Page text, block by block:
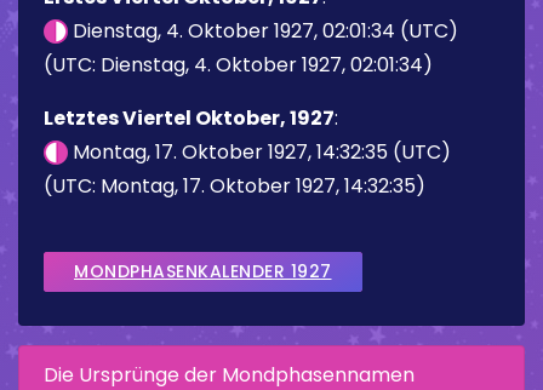
Dienstag, 4. Oktober 1927, 02:01:34 (UTC)
(UTC: Dienstag, 4. Oktober 1927, 02:01:34)
Letztes Viertel Oktober, 1927:
Montag, 17. Oktober 1927, 14:32:35 (UTC)
(UTC: Montag, 17. Oktober 1927, 14:32:35)
MONDPHASENKALENDER 1927
Die Ursprünge der Mondphasennamen